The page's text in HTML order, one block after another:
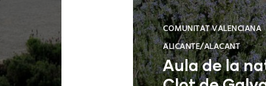
COMUNITAT VALENCIANA
ALICANTE/ALACANT
Aula de la